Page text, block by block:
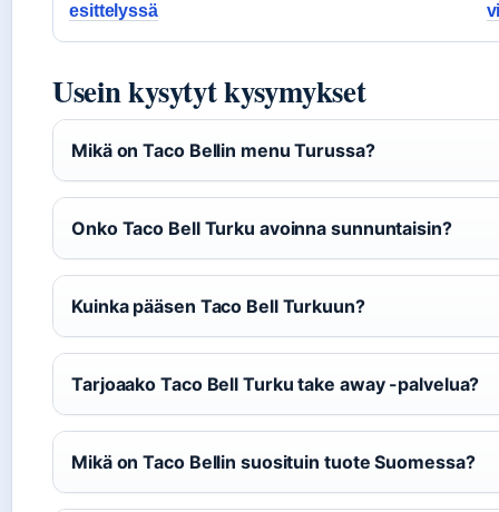
esittelyssä
Usein kysytyt kysymykset
Mikä on Taco Bellin menu Turussa?
Onko Taco Bell Turku avoinna sunnuntaisin?
Kuinka pääsen Taco Bell Turkuun?
Tarjoaako Taco Bell Turku take away -palvelua?
Mikä on Taco Bellin suosituin tuote Suomessa?